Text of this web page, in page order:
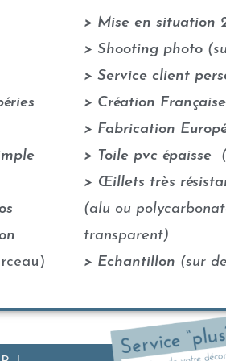
> Mise en situation
> Shooting photo
> Service client
> Création Française
> Fabrication
> Toile pvc épaisse
> Œillets très
(alu ou
transparent)
> Echantillon (sur